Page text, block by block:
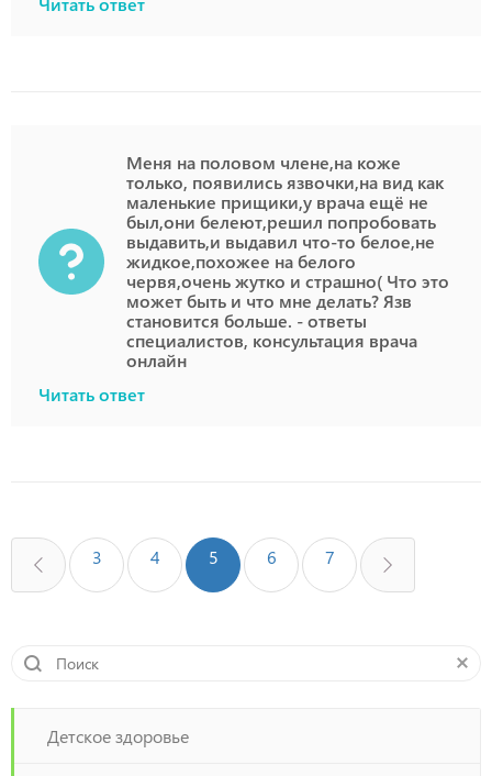
Меня на половом члене,на коже
только, появились язвочки,на вид как
маленькие прищики,у врача ещё не
был,они белеют,решил попробовать
выдавить,и выдавил что-то белое,не
жидкое,похожее на белого
червя,очень жутко и страшно( Что это
может быть и что мне делать? Язв
становится больше. - ответы
специалистов, консультация врача
онлайн
Читать ответ
3 4 5 6 7
Детское здоровье